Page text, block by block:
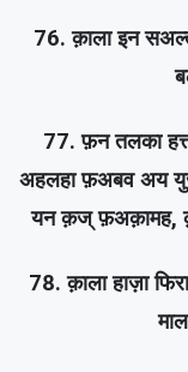
76. क़ाला इन
77. फ़न तलका
अहलहा फ़अबव अय
यन क़ज् फ़अक़ामह,
78. क़ाला हाज़ा